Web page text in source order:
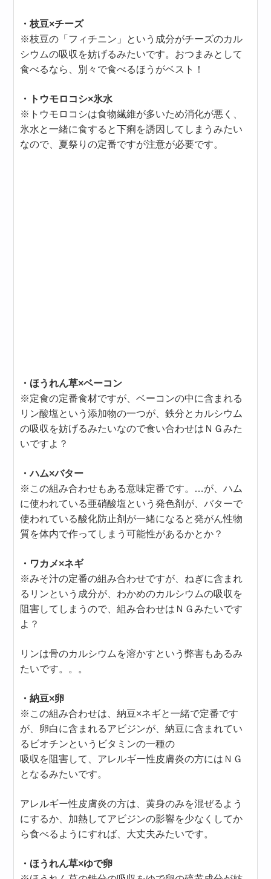
・枝豆×チーズ
※枝豆の「フィチニン」という成分がチーズのカル
シウムの吸収を妨げるみたいです。おつまみとして
食べるなら、別々で食べるほうがベスト！
・トウモロコシ×氷水
※トウモロコシは食物繊維が多いため消化が悪く、
氷水と一緒に食すると下痢を誘因してしまうみたい
なので、夏祭りの定番ですが注意が必要です。
・ほうれん草×ベーコン
※定食の定番食材ですが、ベーコンの中に含まれる
リン酸塩という添加物の一つが、鉄分とカルシウム
の吸収を妨げるみたいなので食い合わせはＮＧみた
いですよ？
・ハム×バター
※この組み合わせもある意味定番です。…が、ハム
に使われている亜硝酸塩という発色剤が、バターで
使われている酸化防止剤が一緒になると発がん性物
質を体内で作ってしまう可能性があるかとか？
・ワカメ×ネギ
※みそ汁の定番の組み合わせですが、ねぎに含まれ
るリンという成分が、わかめのカルシウムの吸収を
阻害してしまうので、組み合わせはＮＧみたいです
よ？
リンは骨のカルシウムを溶かすという弊害もあるみ
たいです。。。
・納豆×卵
※この組み合わせは、納豆×ネギと一緒で定番です
が、卵白に含まれるアビジンが、納豆に含まれてい
るビオチンというビタミンの一種の
吸収を阻害して、アレルギー性皮膚炎の方にはＮＧ
となるみたいです。
アレルギー性皮膚炎の方は、黄身のみを混ぜるよう
にするか、加熱してアビジンの影響を少なくしてか
ら食べるようにすれば、大丈夫みたいです。
・ほうれん草×ゆで卵